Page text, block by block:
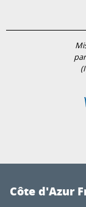
Côte d'Azur